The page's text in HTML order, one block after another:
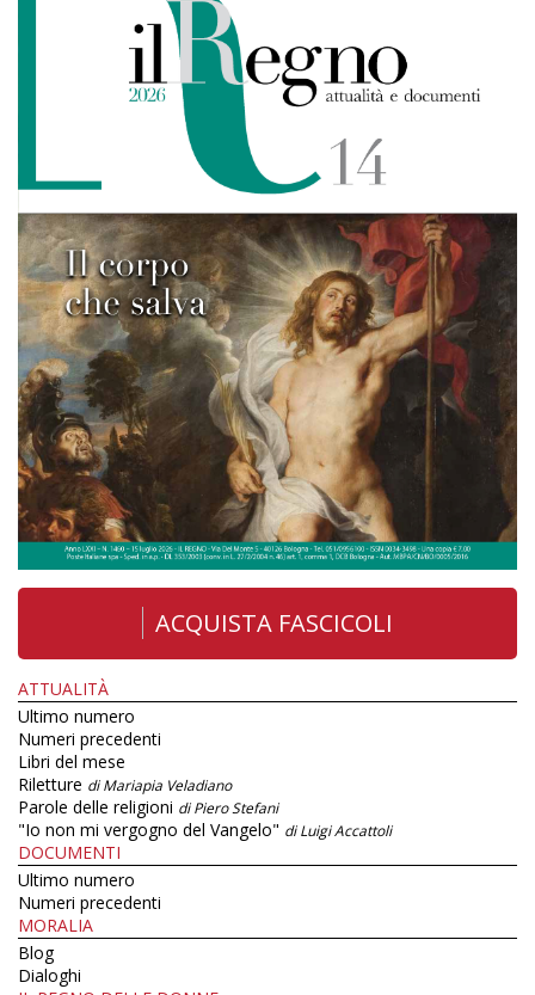
ACQUISTA FASCICOLI
ATTUALITÀ
Ultimo numero
Numeri precedenti
Libri del mese
Riletture di Mariapia Veladiano
Parole delle religioni di Piero Stefani
"Io non mi vergogno del Vangelo" di Luigi Accattoli
DOCUMENTI
Ultimo numero
Numeri precedenti
MORALIA
Blog
Dialoghi